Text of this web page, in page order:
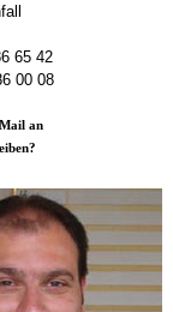
65 42
00 08
an